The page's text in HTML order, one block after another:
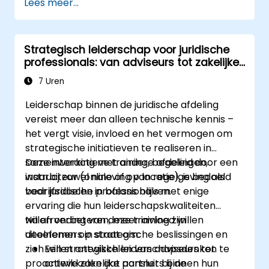
Strategisch leiderschap voor juridische
professionals: van adviseurs tot zakelijke
partners
7 Uren
Leiderschap binnen de juridische afdeling
vereist meer dan alleen technische kennis –
het vergt visie, invloed en het vermogen om
strategische initiatieven te realiseren in
samenwerking met andere afdelingen,
waarbij zowel naleving van regelgeving als
bedrijfsdoelen in balans blijven.
Deze interactieve training, begeleid door een
instructeur (online of op locatie), is bedoeld
voor juridische professionals met enige
ervaring die hun leiderschapskwaliteiten
willen verbeteren, meer invloed willen
uitoefenen op strategische beslissingen en
zich willen ontwikkelen van adviseurs tot
proactieve zakelijke partners binnen hun
Na afronding van deze training zijn
deelnemers in staat om:
Een strategisch leiderschapsdenken te
ontwikkelen dat aansluit bij de